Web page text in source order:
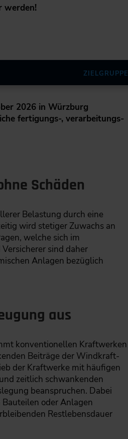
werden!
ZIELGRUPPE
2026 in Würzburg
fertigungs-, verarbeitungs-
Schäden
Belastung durch eine
wird stetiger Zuwachs an
welche sich im
sind daher
Anlagen bezüglich
aus
konventionellen Kraftwerken
Beiträge der Windkraft-
der Kraftwerke mit häufigen
zeitlich schwankenden
beanspruchen. Dabei
oder Anlagen
Restlebensdauer